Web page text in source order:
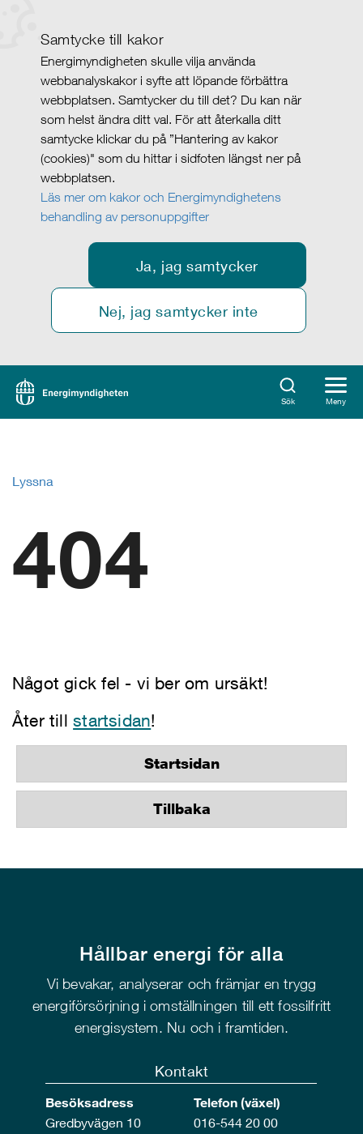
Samtycke till kakor
Energimyndigheten skulle vilja använda
webbanalyskakor i syfte att löpande förbättra
webbplatsen. Samtycker du till det? Du kan när
som helst ändra ditt val. För att återkalla ditt
samtycke klickar du på ”Hantering av kakor
(cookies)" som du hittar i sidfoten längst ner på
webbplatsen.
Läs mer om kakor och Energimyndighetens
behandling av personuppgifter
Ja, jag samtycker
Nej, jag samtycker inte
Sök Meny
Lyssna
404
Något gick fel - vi ber om ursäkt!
Åter tillstartsidan!
Startsidan
Tillbaka
Hållbar energi för alla
Vi bevakar, analyserar och främjar en trygg
energiförsörjning i omställningen till ett fossilfritt
energisystem. Nu och i framtiden.
Kontakt
Besöksadress
Gredbyvägen 10
Telefon (växel)
016-544 20 00